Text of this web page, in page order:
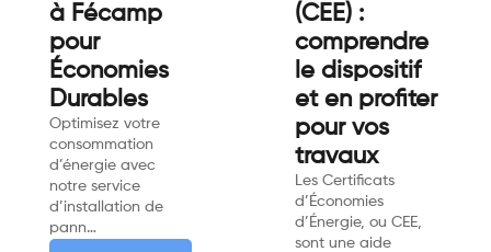
à Fécamp
pour
Économies
Durables
Optimisez votre
consommation
d’énergie avec
notre service
d’installation de
pann…
(CEE) :
comprendre
le dispositif
et en profiter
pour vos
travaux
Les Certificats
d’Économies
d’Énergie, ou CEE,
sont une aide